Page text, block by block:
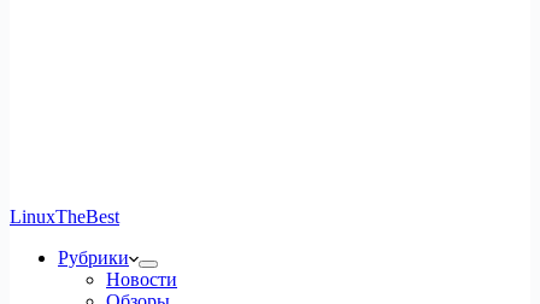
LinuxTheBest
Рубрики
Новости